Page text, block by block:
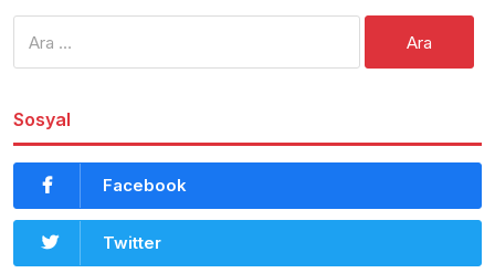
Sosyal
Facebook
Twitter